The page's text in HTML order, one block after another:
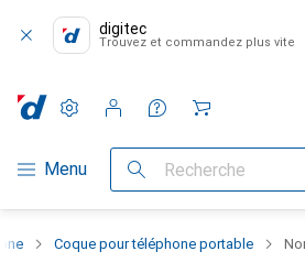
digitec
Trouvez et commandez plus vite
Navigation par catégorie
Menu Recherche
Paramètres
Compte client
Listes de comparaison
Listes d'envies
Panier
Coque pour téléphone portable